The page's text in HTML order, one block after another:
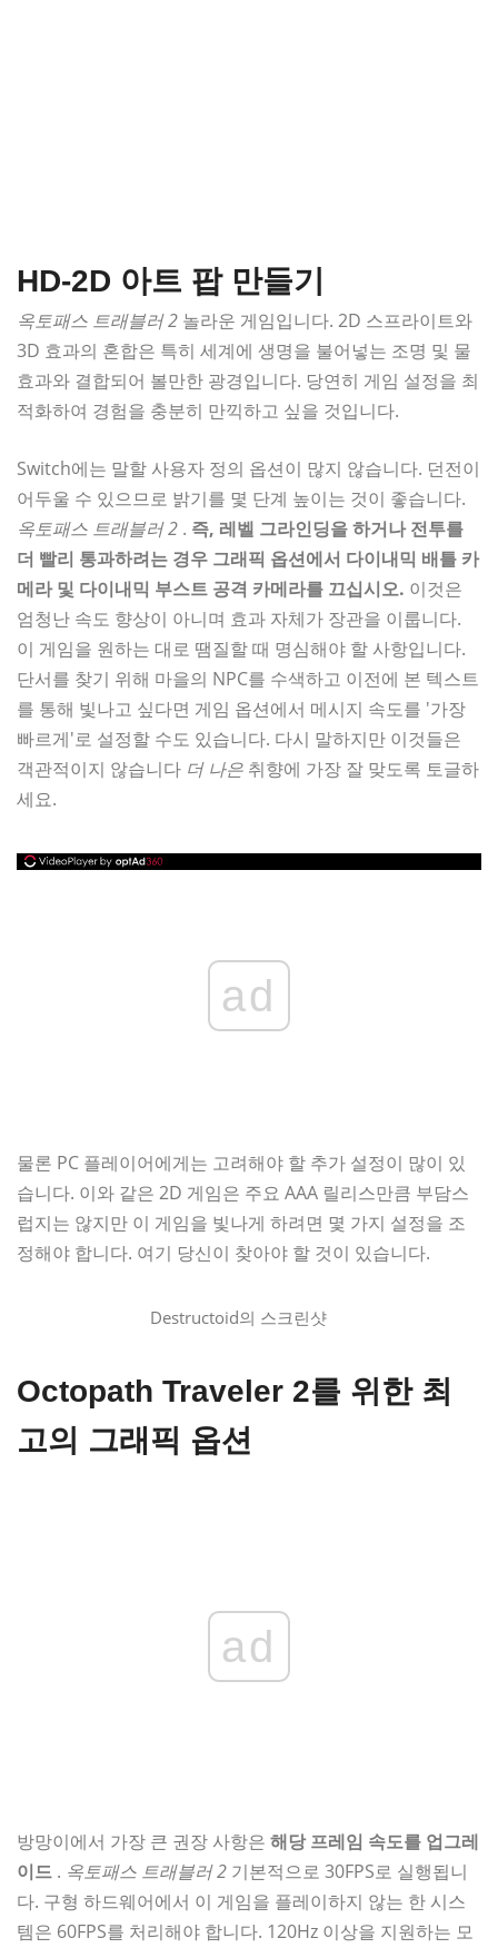
HD-2D 아트 팝 만들기
옥토패스 트래블러 2 놀라운 게임입니다. 2D 스프라이트와
3D ​​효과의 혼합은 특히 세계에 생명을 불어넣는 조명 및 물
효과와 결합되어 볼만한 광경입니다. 당연히 게임 설정을 최
적화하여 경험을 충분히 만끽하고 싶을 것입니다.
Switch에는 말할 사용자 정의 옵션이 많지 않습니다. 던전이
어두울 수 있으므로 밝기를 몇 단계 높이는 것이 좋습니다.
옥토패스 트래블러 2 . 즉, 레벨 그라인딩을 하거나 전투를
더 빨리 통과하려는 경우 그래픽 옵션에서 다이내믹 배틀 카
메라 및 다이내믹 부스트 공격 카메라를 끄십시오. 이것은
엄청난 속도 향상이 아니며 효과 자체가 장관을 이룹니다.
이 게임을 원하는 대로 땜질할 때 명심해야 할 사항입니다.
단서를 찾기 위해 마을의 NPC를 수색하고 이전에 본 텍스트
를 통해 빛나고 싶다면 게임 옵션에서 메시지 속도를 '가장
빠르게'로 설정할 수도 있습니다. 다시 말하지만 이것들은
객관적이지 않습니다 더 나은 취향에 가장 잘 맞도록 토글하
세요.
ad
물론 PC 플레이어에게는 고려해야 할 추가 설정이 많이 있
습니다. 이와 같은 2D 게임은 주요 AAA 릴리스만큼 부담스
럽지는 않지만 이 게임을 빛나게 하려면 몇 가지 설정을 조
정해야 합니다. 여기 당신이 찾아야 할 것이 있습니다.
Destructoid의 스크린샷
Octopath Traveler 2를 위한 최
고의 그래픽 옵션
ad
방망이에서 가장 큰 권장 사항은 해당 프레임 속도를 업그레
이드 . 옥토패스 트래블러 2 기본적으로 30FPS로 실행됩니
다. 구형 하드웨어에서 이 게임을 플레이하지 않는 한 시스
템은 60FPS를 처리해야 합니다. 120Hz 이상을 지원하는 모